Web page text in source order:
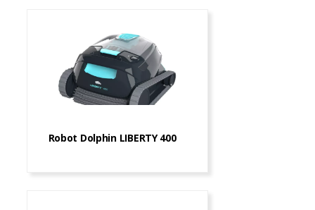
Robot Dolphin LIBERTY 400